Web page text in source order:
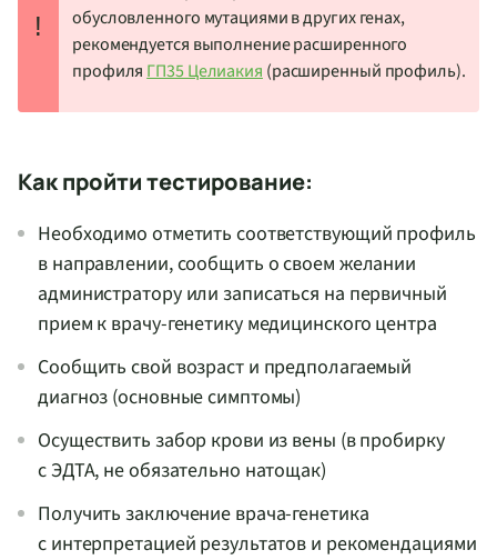
!
обусловленного мутациями в других генах,
рекомендуется выполнение расширенного
профиля ГП35 Целиакия (расширенный профиль).
Как пройти тестирование:
Необходимо отметить соответствующий профиль
в направлении, сообщить о своем желании
администратору или записаться на первичный
прием к врачу-генетику медицинского центра
Сообщить свой возраст и предполагаемый
диагноз (основные симптомы)
Осуществить забор крови из вены (в пробирку
с ЭДТА, не обязательно натощак)
Получить заключение врача-генетика
с интерпретацией результатов и рекомендациями